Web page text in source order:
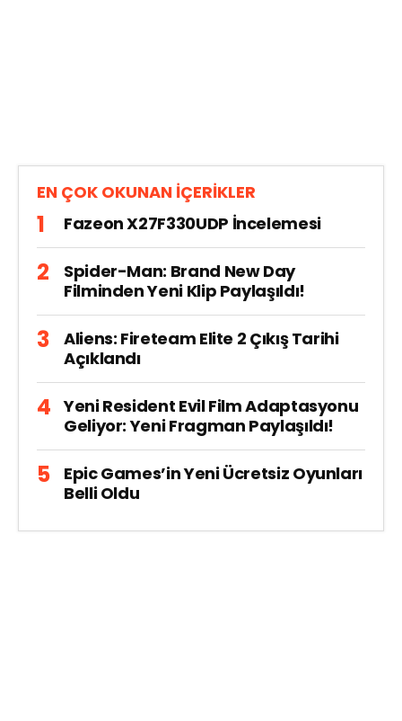
EN ÇOK OKUNAN İÇERİKLER
Fazeon X27F330UDP İncelemesi
Spider-Man: Brand New Day
Filminden Yeni Klip Paylaşıldı!
Aliens: Fireteam Elite 2 Çıkış Tarihi
Açıklandı
Yeni Resident Evil Film Adaptasyonu
Geliyor: Yeni Fragman Paylaşıldı!
Epic Games’in Yeni Ücretsiz Oyunları
Belli Oldu